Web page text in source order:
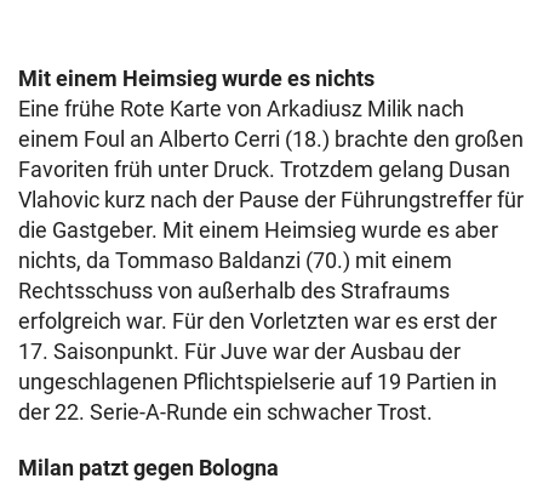
Mit einem Heimsieg wurde es nichts
Eine frühe Rote Karte von Arkadiusz Milik nach
einem Foul an Alberto Cerri (18.) brachte den großen
Favoriten früh unter Druck. Trotzdem gelang Dusan
Vlahovic kurz nach der Pause der Führungstreffer für
die Gastgeber. Mit einem Heimsieg wurde es aber
nichts, da Tommaso Baldanzi (70.) mit einem
Rechtsschuss von außerhalb des Strafraums
erfolgreich war. Für den Vorletzten war es erst der
17. Saisonpunkt. Für Juve war der Ausbau der
ungeschlagenen Pflichtspielserie auf 19 Partien in
der 22. Serie-A-Runde ein schwacher Trost.
Milan patzt gegen Bologna